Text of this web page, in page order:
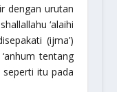
dengan urutan
shallallahu ‘alaihi
(ijma’)
tentang
itu pada